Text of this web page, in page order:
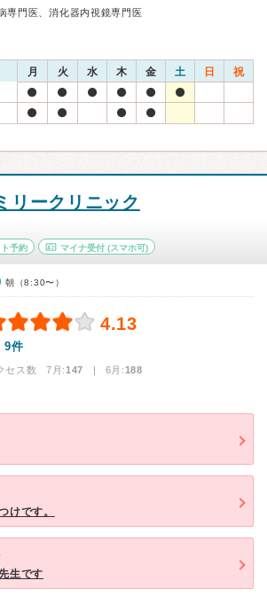
専門医、消化器内視鏡専門医
月 火 水 木 金 土 日 祝
リークリニック
予約 マイナ受付 (スマホ可)
朝（8:30〜）
4.13
9件
セス数 7月:147 | 6月:188
けです。
生です